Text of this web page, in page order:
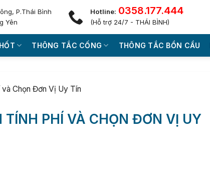
P.Thái Bình
Yên
Hotline: 0358.177.444
(Hỗ trợ 24/7 - THÁI BÌNH)
THÔNG TẮC CỐNG THÔNG TẮC BỒN CẦU
Chọn Đơn Vị Uy Tín
TÍNH PHÍ VÀ CHỌN ĐƠN VỊ UY